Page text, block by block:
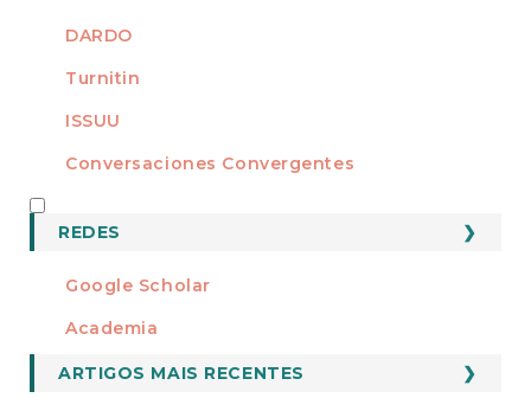
DARDO
Turnitin
ISSUU
Conversaciones Convergentes
REDES
Google Scholar
Academia
ARTIGOS MAIS RECENTES